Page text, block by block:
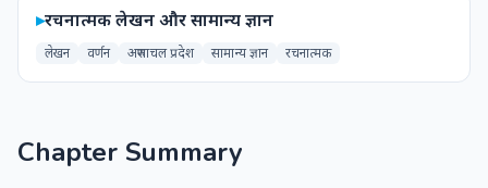
▸रचनात्मक लेखन और सामान्य ज्ञान
लेखन वर्णन अरुणाचल प्रदेश सामान्य ज्ञान रचनात्मक
Chapter Summary